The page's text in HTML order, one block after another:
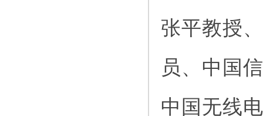
张平教授
员、中国
中国无线